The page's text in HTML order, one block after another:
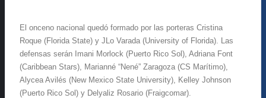
El onceno nacional quedó formado por las porteras Cristina
Roque (Florida State) y JLo Varada (University of Florida). Las
defensas serán Imani Morlock (Puerto Rico Sol), Adriana Font
(Caribbean Stars), Marianné “Nené” Zaragoza (CS Marítimo),
Alycea Avilés (New Mexico State University), Kelley Johnson
(Puerto Rico Sol) y Delyaliz Rosario (Fraigcomar).